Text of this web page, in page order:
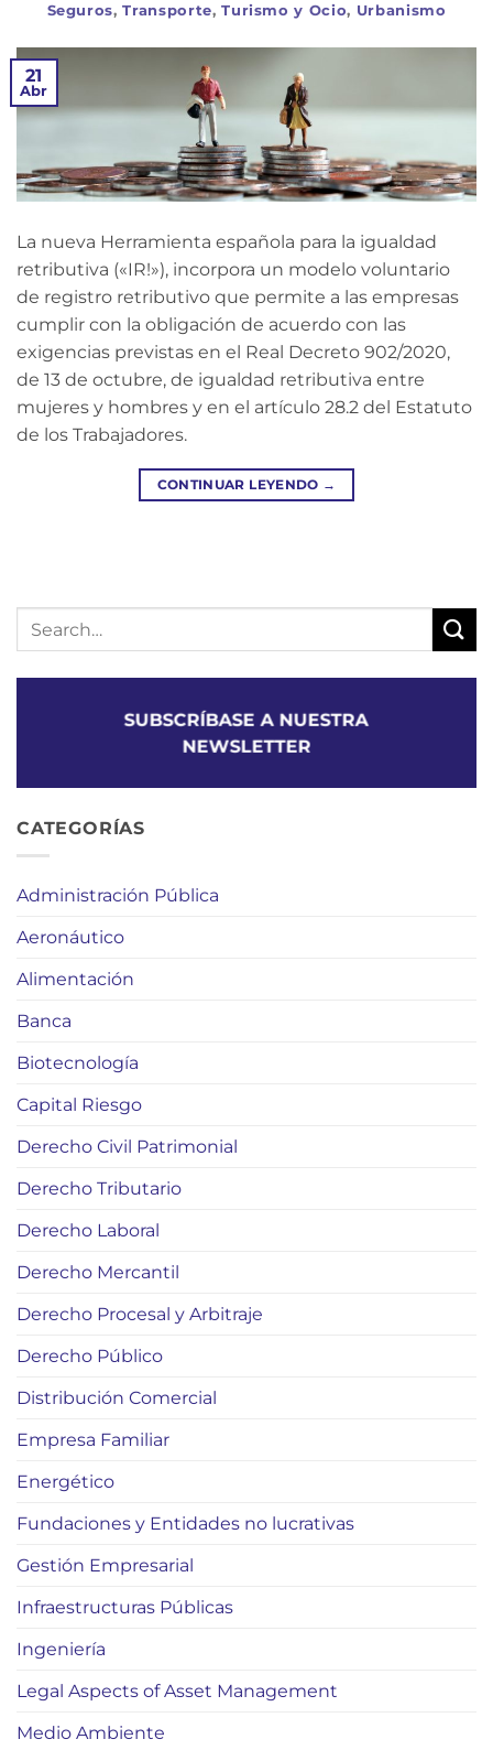
Seguros,Transporte,Turismo y Ocio, Urbanismo
21
Abr
La nueva Herramienta española para la igualdad
retributiva («IR!»), incorpora un modelo voluntario
de registro retributivo que permite a las empresas
cumplir con la obligación de acuerdo con las
exigencias previstas en el Real Decreto 902/2020,
de 13 de octubre, de igualdad retributiva entre
mujeres y hombres y en el artículo 28.2 del Estatuto
de los Trabajadores.
CONTINUAR LEYENDO →
SUBSCRÍBASE A NUESTRA
NEWSLETTER
CATEGORÍAS
Administración Pública
Aeronáutico
Alimentación
Banca
Biotecnología
Capital Riesgo
Derecho Civil Patrimonial
Derecho Tributario
Derecho Laboral
Derecho Mercantil
Derecho Procesal y Arbitraje
Derecho Público
Distribución Comercial
Empresa Familiar
Energético
Fundaciones y Entidades no lucrativas
Gestión Empresarial
Infraestructuras Públicas
Ingeniería
Legal Aspects of Asset Management
Medio Ambiente